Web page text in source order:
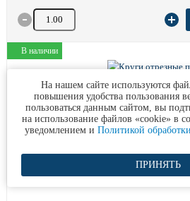
Количество товара
В наличии
Круги абразивные по металлу
На нашем сайте используются
повышения удобства пользования
пользоваться данным сайтом, вы
на использование файлов «cookie» в
уведомлением и Политикой
ПРИНЯТЬ